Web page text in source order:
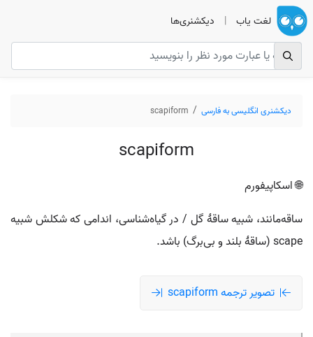
لغت یاب | دیکشنری‌ها
دیکشنری انگلیسی به فارسی scapiform
scapiform
🌐 اسکاپیفورم
ساقه‌مانند، شبیه ساقهٔ گل / در گیاه‌شناسی، اندامی که شکلش شبیه
scape (ساقهٔ بلند و بی‌برگ) باشد.
تصویر ترجمه scapiform